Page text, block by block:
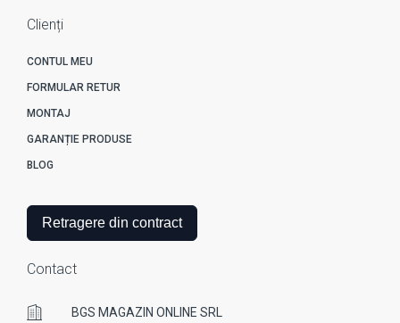
Clienți
CONTUL MEU
FORMULAR RETUR
MONTAJ
GARANȚIE PRODUSE
BLOG
Retragere din contract
Contact
BGS MAGAZIN ONLINE SRL